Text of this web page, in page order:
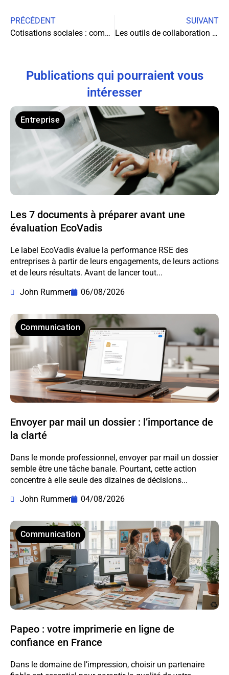
PRÉCÉDENT
Cotisations sociales : comment faire face aux difficultés de paiement ?
SUIVANT
Les outils de collaboration en entreprise : optimiser la productivité et l’efficacité
Publications qui pourraient vous
intéresser
Entreprise
Les 7 documents à préparer avant une
évaluation EcoVadis
Le label EcoVadis évalue la performance RSE des
entreprises à partir de leurs engagements, de leurs actions
et de leurs résultats. Avant de lancer tout...
John Rummer
06/08/2026
Communication
Envoyer par mail un dossier : l’importance de
la clarté
Dans le monde professionnel, envoyer par mail un dossier
semble être une tâche banale. Pourtant, cette action
concentre à elle seule des dizaines de décisions...
John Rummer
04/08/2026
Communication
Papeo : votre imprimerie en ligne de
confiance en France
Dans le domaine de l’impression, choisir un partenaire